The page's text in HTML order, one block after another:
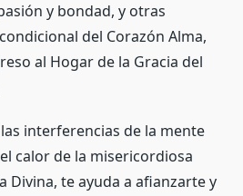
y bondad, y otras
del Corazón Alma,
al Hogar de la Gracia del
interferencias de la mente
calor de la misericordiosa
Divina, te ayuda a afianzarte y